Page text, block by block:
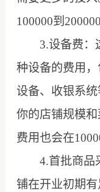
100000到
3.设备费：这
种设备的费用
设备、收银系
你的店铺规模
费用也会在
4.首批商品采
铺在开业初期